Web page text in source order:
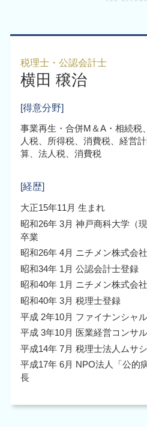
企業再編 メリット
株式交換 適格要件
企業再編 方法
会社設立 メリット
会社設立 費用
会社設立後 補助金
起業支援 助成金
会社設立後 手続き
税務申告 大阪市
税務申告 大阪市 中央区
組織再編 大阪市 中央区
組織再編 大阪市
企業 組織再編 大阪市 北区
税務申告 大阪市 北区
税務調査 大阪市 中央区
税理士・公認会計士
横田 穣治
[得意分野]
事業再生・合併M＆A・相続税
人税、所得税、消費税、経営
算、法人税、消費税
[経歴]
大正15年11月 生まれ
昭和26年 3月 神戸商科大学（
卒業
昭和26年 4月 ニチメン株式会
昭和34年 1月 公認会計士登録
昭和40年 1月 ニチメン株式会
昭和40年 3月 税理士登録
平成 2年10月 ファイナンシャ
平成 3年10月 医業経営コンサ
平成14年 7月 税理士法人ムサ
平成17年 6月 NPO法人「公的
長